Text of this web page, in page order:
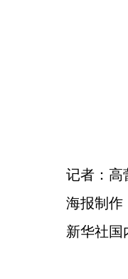
记者：高
海报制作
新华社国